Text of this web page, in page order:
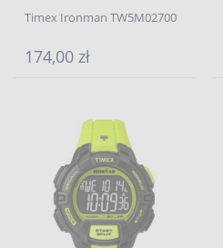
Timex Ironman TW5M02700
174,00 zł